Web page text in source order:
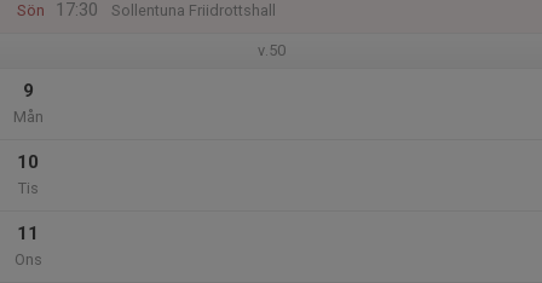
Sön
17:30
Sollentuna Friidrottshall
v.50
9
Mån
10
Tis
11
Ons